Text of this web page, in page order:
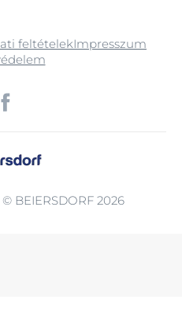
feltételekImpresszum
© BEIERSDORF 2026